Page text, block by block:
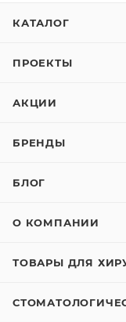
КАТАЛОГ
ПРОЕКТЫ
АКЦИИ
БРЕНДЫ
БЛОГ
О КОМПАНИИ
ТОВАРЫ ДЛЯ